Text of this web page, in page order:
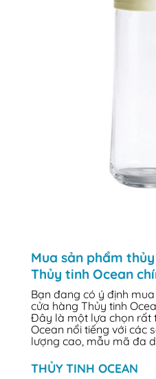
Mua sản phẩm
Thủy tinh Ocean
Bạn đang có ý định
cửa hàng Thủy tinh
Đây là một lựa chọn rất
Ocean nổi tiếng với các
lượng cao, mẫu mã đa
THỦY TINH OCEAN